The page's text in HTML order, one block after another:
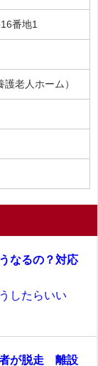
番地1
老人ホーム）
なるの？対応
したらいい
者が脱走 離設